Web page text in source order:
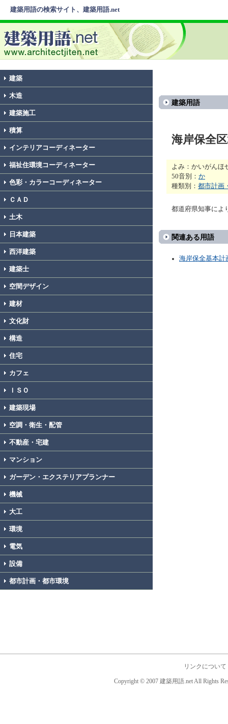
建築用語の検索サイト、建築用語.net
建築
木造
建築施工
積算
インテリアコーディネーター
福祉住環境コーディネーター
色彩・カラーコーディネーター
ＣＡＤ
土木
日本建築
西洋建築
建築士
空間デザイン
建材
文化財
構造
住宅
カフェ
ＩＳＯ
建築現場
空調・衛生・配管
不動産・宅建
マンション
ガーデン・エクステリアプランナー
機械
大工
環境
電気
設備
都市計画・都市環境
建築用語
海岸保全
よみ：かいがんほ
50音別： か
種類別： 都市計画
都道府県知事によ
関連ある用語
海岸保全基本計
リンクについて
Copyright © 2007 建築用語.net All Rights